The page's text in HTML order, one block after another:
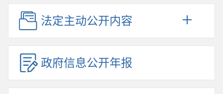
法定主动公开内容
政府信息公开年报